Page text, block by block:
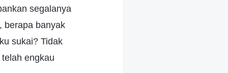
segalanya
berapa banyak
sukai? Tidak
engkau